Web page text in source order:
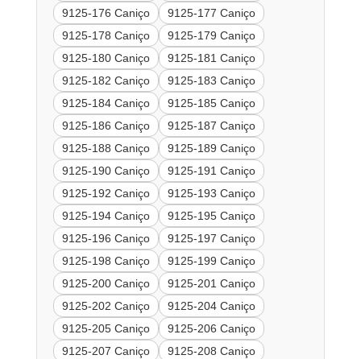
9125-176 Caniço
9125-177 Caniço
9125-178 Caniço
9125-179 Caniço
9125-180 Caniço
9125-181 Caniço
9125-182 Caniço
9125-183 Caniço
9125-184 Caniço
9125-185 Caniço
9125-186 Caniço
9125-187 Caniço
9125-188 Caniço
9125-189 Caniço
9125-190 Caniço
9125-191 Caniço
9125-192 Caniço
9125-193 Caniço
9125-194 Caniço
9125-195 Caniço
9125-196 Caniço
9125-197 Caniço
9125-198 Caniço
9125-199 Caniço
9125-200 Caniço
9125-201 Caniço
9125-202 Caniço
9125-204 Caniço
9125-205 Caniço
9125-206 Caniço
9125-207 Caniço
9125-208 Caniço